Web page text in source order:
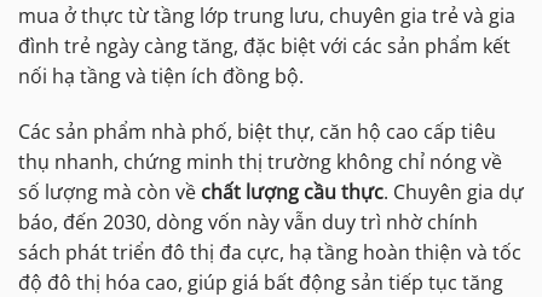
mua ở thực từ tầng lớp trung lưu, chuyên gia trẻ và gia
đình trẻ ngày càng tăng, đặc biệt với các sản phẩm kết
nối hạ tầng và tiện ích đồng bộ.
Các sản phẩm nhà phố, biệt thự, căn hộ cao cấp tiêu
thụ nhanh, chứng minh thị trường không chỉ nóng về
số lượng mà còn về chất lượng cầu thực. Chuyên gia dự
báo, đến 2030, dòng vốn này vẫn duy trì nhờ chính
sách phát triển đô thị đa cực, hạ tầng hoàn thiện và tốc
độ đô thị hóa cao, giúp giá bất động sản tiếp tục tăng